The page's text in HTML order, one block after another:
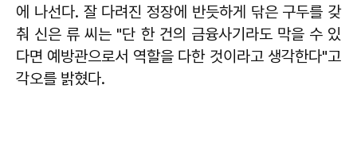
에 나선다. 잘 다려진 정장에 반듯하게 닦은 구두를 갖
춰 신은 류 씨는 "단 한 건의 금융사기라도 막을 수 있
다면 예방관으로서 역할을 다한 것이라고 생각한다"고
각오를 밝혔다.